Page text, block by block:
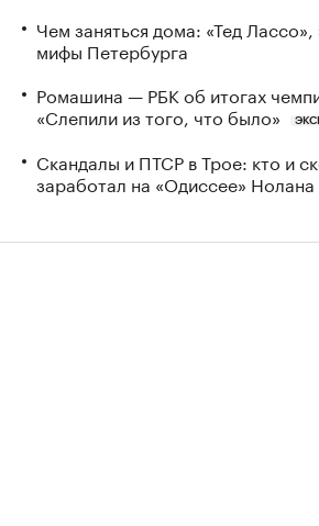
Чем заняться дома: «Тед
мифы Петербурга
Ромашина — РБК об итогах
«Слепили из того, что было»
Скандалы и ПТСР в Трое: кто и
заработал на «Одиссее» Нолана